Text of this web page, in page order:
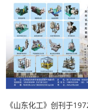
《山东化工》创刊于